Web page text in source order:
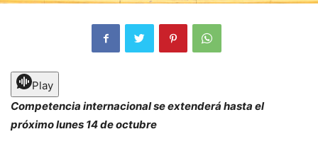
Play
Competencia internacional se extenderá hasta el
próximo lunes 14 de octubre